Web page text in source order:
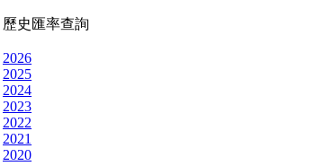
歷史匯率查詢
2026
2025
2024
2023
2022
2021
2020